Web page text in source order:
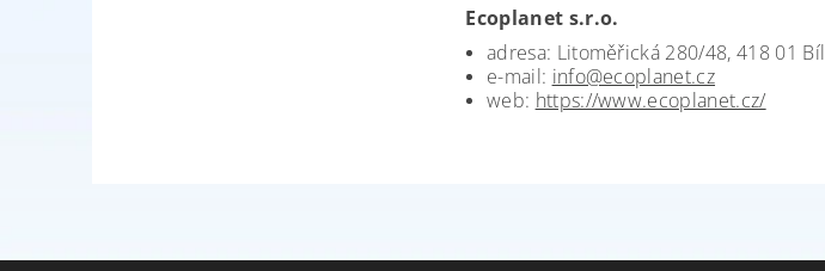
Ecoplanet s.r.o.
adresa: Litoměřická 280/48, 418 01
e-mail: info@ecoplanet.cz
web: https://www.ecoplanet.cz/